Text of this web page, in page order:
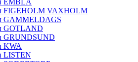
EMBLA
FIGEHOLM VAXHOLM
GAMMELDAGS
GOTLAND
GRUNDSUND
KWA
LISTEN